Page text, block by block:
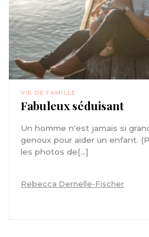
VIE DE FAMILLE
Fabuleux séduisant
Un homme n'est jamais si
genoux pour aider un enfant.
les photos de[...]
Rebecca Dernelle-Fischer